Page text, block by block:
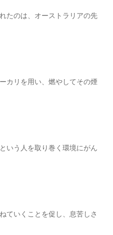
たのは、オーストラリアの先
カリを用い、燃やしてその煙
いう人を取り巻く環境にがん
ていくことを促し、息苦しさ